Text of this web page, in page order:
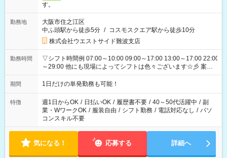
す。
勤務地
大阪市住之江区
中ふ頭駅から徒歩5分 / コスモスクエア駅から徒歩10分
株式会社ウエストサイド難波支店
勤務時間
▽シフト時間例 07:00～10:00 09:00～17:00 13:00～17:00 22:00
～29:00 他にも現場によってシフトは色々ございます☆彡 案件
次第では午前中で終わるお仕事も...！
期間 1日だけの単発勤務も可能！
特徴 週1日からOK / 日払いOK / 履歴書不要 / 40～50代活躍中 / 副
業・WワークOK / 服装自由 / シフト勤務 / 電話対応なし / パソ
コンスキル不要
気になる！ 応募する 詳細へ